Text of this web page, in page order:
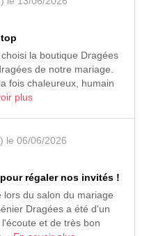
la boutique Dragées
de notre mariage.
fois chaleureux, humain
plus
le 06/06/2026
régaler nos invités !
du salon du mariage
Dragées a été d'un
et de très bon